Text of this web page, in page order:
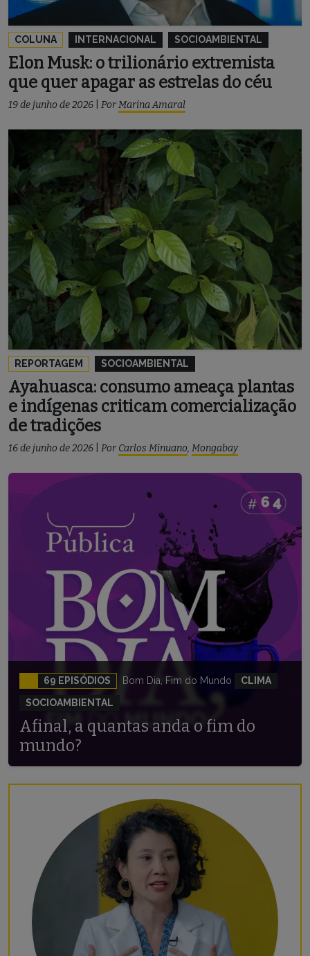
COLUNA INTERNACIONAL SOCIOAMBIENTAL
Elon Musk: o trilionário extremista
que quer apagar as estrelas do céu
19 de junho de 2026 PorMarina Amaral
REPORTAGEM SOCIOAMBIENTAL
Ayahuasca: consumo ameaça plantas
e indígenas criticam comercialização
de tradições
16 de junho de 2026 Por Carlos Minuano, Mongabay
69 EPISÓDIOS Bom Dia, Fim do Mundo
CLIMA
SOCIOAMBIENTAL
Afinal, a quantas anda o fim do
mundo?